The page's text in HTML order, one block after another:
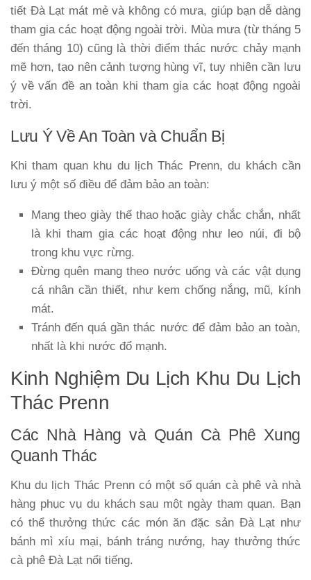
tiết Đà Lạt mát mẻ và không có mưa, giúp bạn dễ dàng
tham gia các hoạt động ngoài trời. Mùa mưa (từ tháng 5
đến tháng 10) cũng là thời điểm thác nước chảy mạnh
mẽ hơn, tạo nên cảnh tượng hùng vĩ, tuy nhiên cần lưu
ý về vấn đề an toàn khi tham gia các hoạt động ngoài
trời.
Lưu Ý Về An Toàn và Chuẩn Bị
Khi tham quan khu du lịch Thác Prenn, du khách cần
lưu ý một số điều để đảm bảo an toàn:
Mang theo giày thể thao hoặc giày chắc chắn, nhất
là khi tham gia các hoạt động như leo núi, đi bộ
trong khu vực rừng.
Đừng quên mang theo nước uống và các vật dụng
cá nhân cần thiết, như kem chống nắng, mũ, kính
mát.
Tránh đến quá gần thác nước để đảm bảo an toàn,
nhất là khi nước đổ mạnh.
Kinh Nghiệm Du Lịch Khu Du Lịch
Thác Prenn
Các Nhà Hàng và Quán Cà Phê Xung
Quanh Thác
Khu du lịch Thác Prenn có một số quán cà phê và nhà
hàng phục vụ du khách sau một ngày tham quan. Bạn
có thể thưởng thức các món ăn đặc sản Đà Lạt như
bánh mì xíu mại, bánh tráng nướng, hay thưởng thức
cà phê Đà Lạt nổi tiếng.